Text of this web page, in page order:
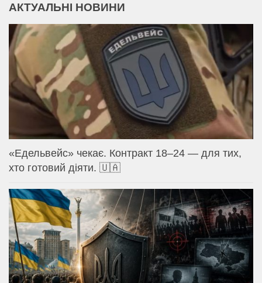
АКТУАЛЬНІ НОВИНИ
«Едельвейс» чекає. Контракт 18–24 — для тих,
хто готовий діяти. 🇺🇦